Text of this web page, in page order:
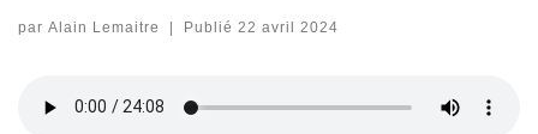
par Alain Lemaitre | Publié 22 avril 2024